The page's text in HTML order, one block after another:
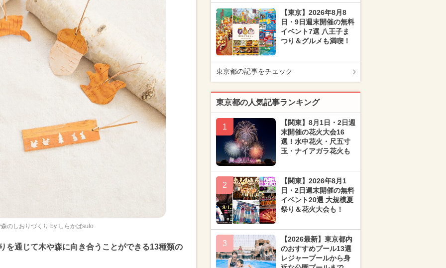
のしおりづくり by しらかばsulo
を通じて木や森に向き合うことができる13種類の
【東京】2026年8月8
日・9日週末開催の無料
イベント7選 八王子ま
つり＆グルメも満喫！
東京都の記事をチェック
東京都の人気記事ランキング
1
【関東】8月1日・2日週
末開催の花火大会16
選！水中花火・尺五寸
玉・ナイアガラ花火も
2
【関東】2026年8月1
日・2日週末開催の無料
イベント20選 大規模夏
祭り＆花火大会も！
3
【2026最新】東京都内
のおすすめプール13選
レジャープールから身